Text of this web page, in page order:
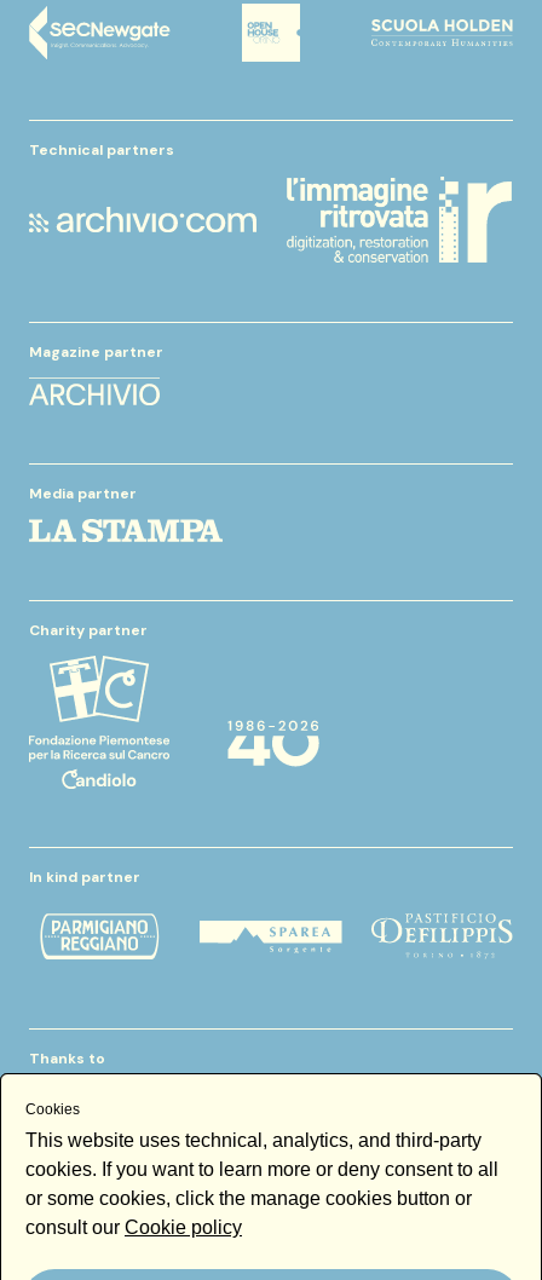
Technical partners
Magazine partner
Media partner
Charity partner
In kind partner
Thanks to
Newsletter
Cookies
This website uses technical, analytics, and third-party
cookies. If you want to learn more or deny consent to all
or some cookies, click the manage cookies button or
consult our Cookie policy